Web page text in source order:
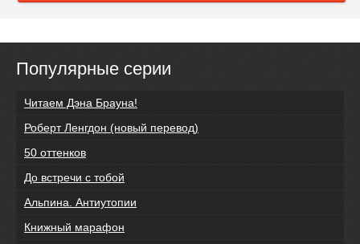
Популярные серии
Читаем Дэна Брауна!
Роберт Ленгдон (новый перевод)
50 оттенков
До встречи с тобой
Альпина. Антиутопии
Книжный марафон